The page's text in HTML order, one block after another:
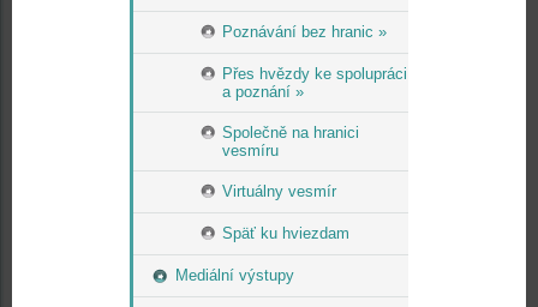
Poznávání bez hranic »
Přes hvězdy ke spolupráci
a poznání »
Společně na hranici
vesmíru
Virtuálny vesmír
Späť ku hviezdam
Mediální výstupy